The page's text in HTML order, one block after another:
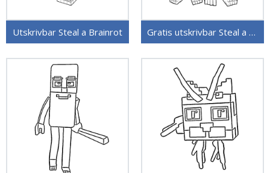
Utskrivbar Steal a Brainrot Gratis utskrivbar Steal a Brainrot